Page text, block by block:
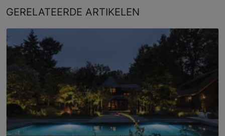
GERELATEERDE ARTIKELEN